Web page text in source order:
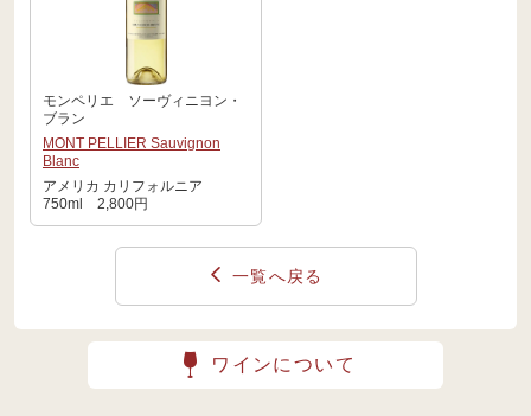
モンペリエ ソーヴィニヨン・
ブラン
MONT PELLIER Sauvignon
Blanc
アメリカ カリフォルニア
750ml 2,800円
一覧へ戻る
ワインについて